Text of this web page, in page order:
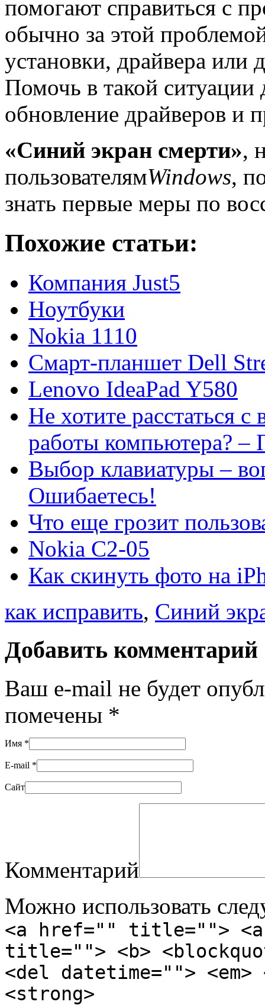
помогают справиться с
обычно за этой
установки, драйвера или
Помочь в такой ситуации
обновление драйверов и
«Синий экран смерти»,
пользователямWindows,
знать первые меры по
Похожие статьи:
Компания Just5
Ноутбуки
Nokia 1110
Смарт-планшет Dell
Lenovo IdeaPad Y580
Не хотите расстаться
работы компьютера?
Выбор клавиатуры –
Ошибаетесь!
Что еще грозит
Nokia C2-05
Как скинуть фото на
как исправить, Синий
Добавить комментарий
Ваш e-mail не будет
помечены *
Имя *
E-mail *
Сайт
Комментарий
Можно использовать
<a href="" title="">
title=""> <b>
<del datetime="">
<strong>